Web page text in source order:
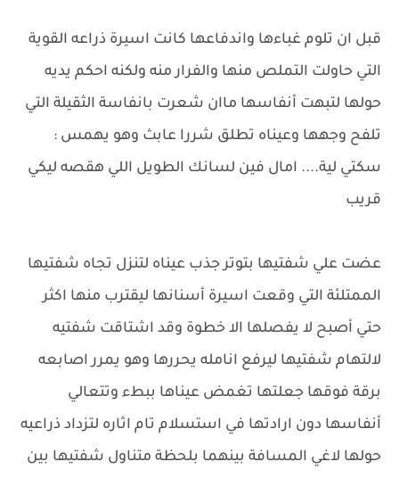
قبل ان تلوم غباءها واندفاعها كانت اسيرة ذراعه القوية
التي حاولت التملص منها والفرار منه ولكنه احكم يديه
حولها لتبهت أنفاسها ماان شعرت بانفاسة الثقيلة التي
تلفح وجهها وعيناه تطلق شررا عابث وهو يهمس :
سكتي لية.... امال فين لسانك الطويل اللي هقصه ليكي
قريب
عضت علي شفتيها بتوتر جذب عيناه لتنزل تجاه شفتيها
الممتلئة التي وقعت اسيرة أسنانها ليقترب منها اكثر
حتي أصبح لا يفصلها الا خطوة وقد اشتاقت شفتيه
لالتهام شفتيها ليرفع انامله يحررها وهو يمرر اصابعه
برقة فوقها جعلتها تغمض عيناها ببطء وتتعالي
أنفاسها دون ارادتها في استسلام تام اثاره لتزداد ذراعيه
حولها لاغي المسافة بينهما بلحظة متناول شفتيها بين